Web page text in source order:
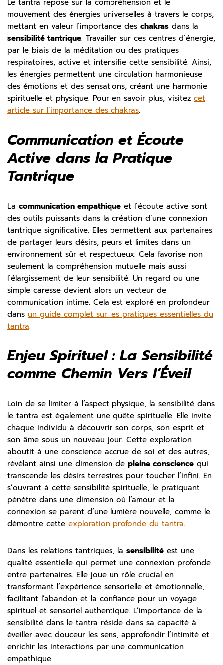
Le tantra repose sur la compréhension et le
mouvement des énergies universelles à travers le corps,
mettant en valeur l’importance des chakras dans la
sensibilité tantrique. Travailler sur ces centres d’énergie,
par le biais de la méditation ou des pratiques
respiratoires, active et intensifie cette sensibilité. Ainsi,
les énergies permettent une circulation harmonieuse
des émotions et des sensations, créant une harmonie
spirituelle et physique. Pour en savoir plus, visitez cet
article sur l’importance des chakras.
Communication et Écoute
Active dans la Pratique
Tantrique
La communication empathique et l’écoute active sont
des outils puissants dans la création d’une connexion
tantrique significative. Elles permettent aux partenaires
de partager leurs désirs, peurs et limites dans un
environnement sûr et respectueux. Cela favorise non
seulement la compréhension mutuelle mais aussi
l’élargissement de leur sensibilité. Un regard ou une
simple caresse devient alors un vecteur de
communication intime. Cela est exploré en profondeur
dans un guide complet sur les pratiques essentielles du
tantra.
Enjeu Spirituel : La Sensibilité
comme Chemin Vers l’Éveil
Loin de se limiter à l’aspect physique, la sensibilité dans
le tantra est également une quête spirituelle. Elle invite
chaque individu à découvrir son corps, son esprit et
son âme sous un nouveau jour. Cette exploration
aboutit à une conscience accrue de soi et des autres,
révélant ainsi une dimension de pleine conscience qui
transcende les désirs terrestres pour toucher l’infini. En
s’ouvrant à cette sensibilité spirituelle, le pratiquant
pénètre dans une dimension où l’amour et la
connexion se parent d’une lumière nouvelle, comme le
démontre cette exploration profonde du tantra.
Dans les relations tantriques, la sensibilité est une
qualité essentielle qui permet une connexion profonde
entre partenaires. Elle joue un rôle crucial en
transformant l’expérience sensorielle et émotionnelle,
facilitant l’abandon et la confiance pour un voyage
spirituel et sensoriel authentique. L’importance de la
sensibilité dans le tantra réside dans sa capacité à
éveiller avec douceur les sens, approfondir l’intimité et
enrichir les interactions par une communication
empathique.